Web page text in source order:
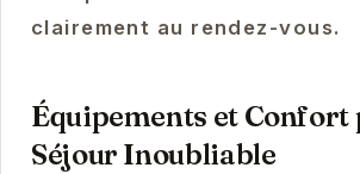
clairement au rendez-vous.
Équipements et Confort
Séjour Inoubliable